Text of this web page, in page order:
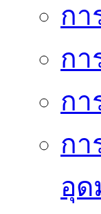
กา
กา
กา
กา
อุด